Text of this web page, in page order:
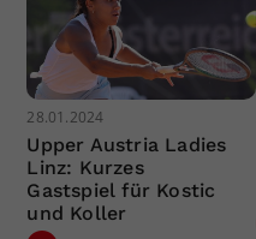
28.01.2024
Upper Austria Ladies
Linz: Kurzes
Gastspiel für Kostic
und Koller